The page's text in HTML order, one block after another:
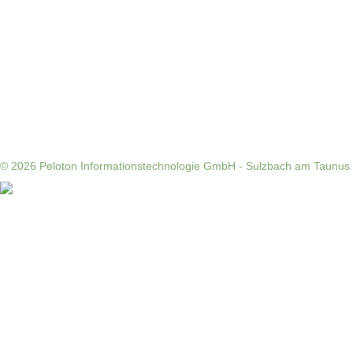
© 2026 Peloton Informationstechnologie GmbH - Sulzbach am Taunus